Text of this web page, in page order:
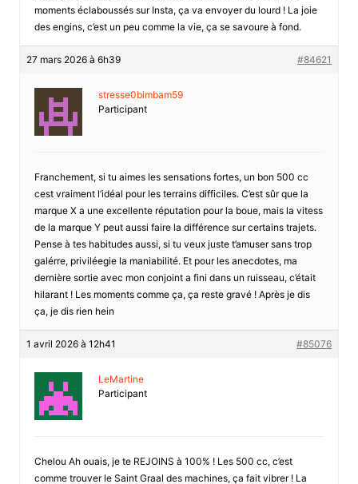
moments éclaboussés sur Insta, ça va envoyer du lourd ! La joie
des engins, c’est un peu comme la vie, ça se savoure à fond.
27 mars 2026 à 6h39 #84621
stresse0bimbam59
Participant
Franchement, si tu aimes les sensations fortes, un bon 500 cc
cest vraiment l’idéal pour les terrains difficiles. C’est sûr que la
marque X a une excellente réputation pour la boue, mais la vitess
de la marque Y peut aussi faire la différence sur certains trajets.
Pense à tes habitudes aussi, si tu veux juste t’amuser sans trop
galérre, priviléegie la maniabilité. Et pour les anecdotes, ma
dernière sortie avec mon conjoint a fini dans un ruisseau, c’était
hilarant ! Les moments comme ça, ça reste gravé ! Après je dis
ça, je dis rien hein
1 avril 2026 à 12h41 #85076
LeMartine
Participant
Chelou Ah ouais, je te REJOINS à 100% ! Les 500 cc, c’est
comme trouver le Saint Graal des machines, ça fait vibrer ! La